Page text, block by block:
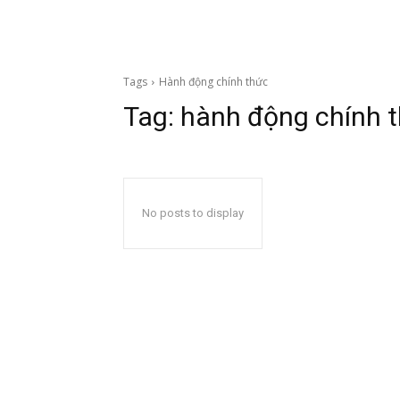
Tags Hành động chính thức
Tag: hành động chính
No posts to display